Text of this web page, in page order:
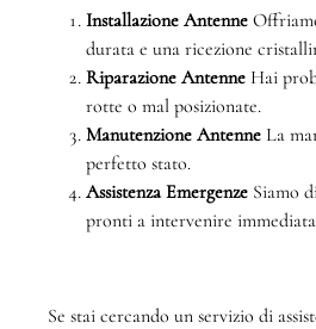
Installazione Antenne
durata e una ricezione
Riparazione Antenne Hai
rotte o mal posizionate.
Manutenzione Antenne La
perfetto stato.
Assistenza Emergenze Siamo
pronti a intervenire
Se stai cercando un servizio di